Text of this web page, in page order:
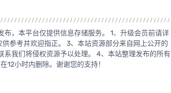
，本平台仅提供信息存储服务。 1、升级会员前请详
参考并欢迎指正。 3、本站资源部分来自网上公开的
系我们将侵权资源予以处理。 4、本站整理发布的所有
12小时内删除。谢谢您的支持！